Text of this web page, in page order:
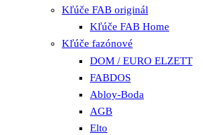
Kľúče FAB originál
Kľúče FAB Home
Kľúče fazónové
DOM / EURO ELZETT
FABDOS
Abloy-Boda
AGB
Elto